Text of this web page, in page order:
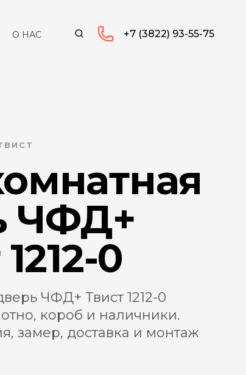
О НАС +7 (3822) 93-55-75
ЧФД+
0
ЧФД+ Твист 1212-0
короб и наличники.
замер, доставка и монтаж